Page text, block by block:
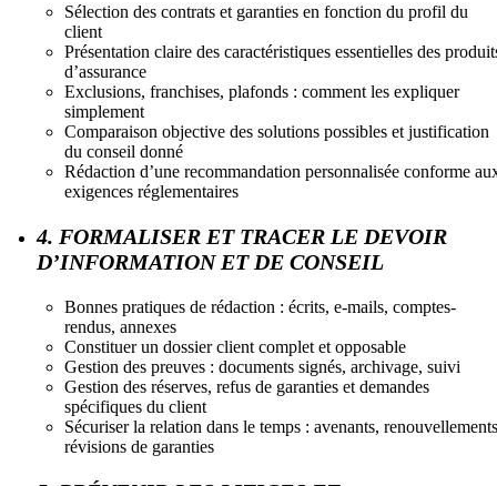
Sélection des contrats et garanties en fonction du profil du
client
Présentation claire des caractéristiques essentielles des
d’assurance
Exclusions, franchises, plafonds : comment les expliquer
simplement
Comparaison objective des solutions possibles et justification
du conseil donné
Rédaction d’une recommandation personnalisée conforme
exigences réglementaires
4. FORMALISER ET TRACER LE DEVOIR
D’INFORMATION ET DE CONSEIL
Bonnes pratiques de rédaction : écrits, e-mails, comptes-
rendus, annexes
Constituer un dossier client complet et opposable
Gestion des preuves : documents signés, archivage, suivi
Gestion des réserves, refus de garanties et demandes
spécifiques du client
Sécuriser la relation dans le temps : avenants,
révisions de garanties